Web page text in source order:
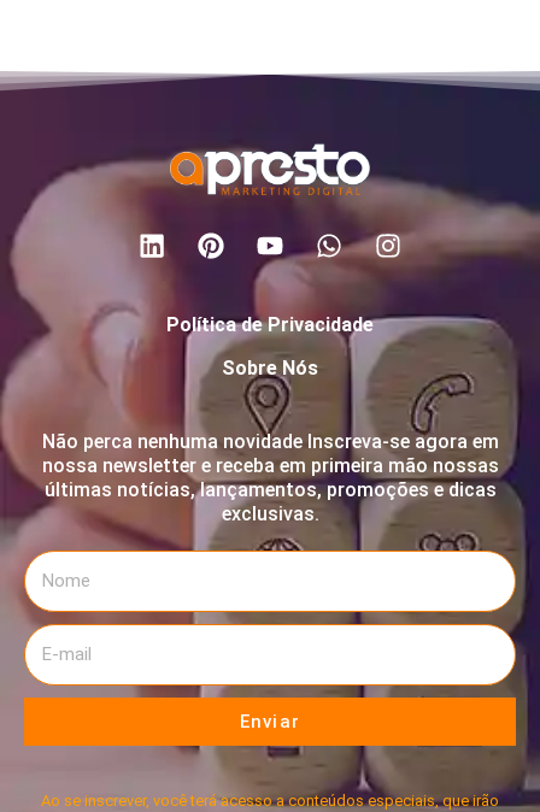
Política de Privacidade
Sobre Nós
Não perca nenhuma novidade Inscreva-se agora em
nossa newsletter e receba em primeira mão nossas
últimas notícias, lançamentos, promoções e dicas
exclusivas.
Enviar
Ao se inscrever, você terá acesso a conteúdos especiais, que irão